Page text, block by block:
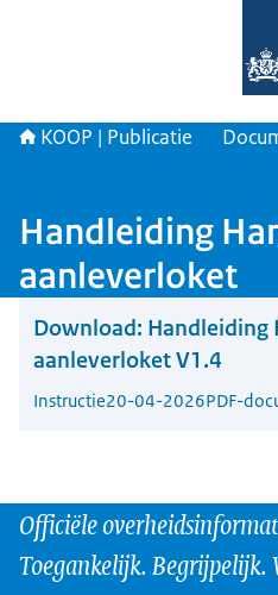
KOOP | Publicatie
Handleiding
aanleverloket
Download: Handleiding
aanleverloket V1.4
Instructie20-04-2026PDF-
Officiële
Toegankelijk. Begrijpelijk.